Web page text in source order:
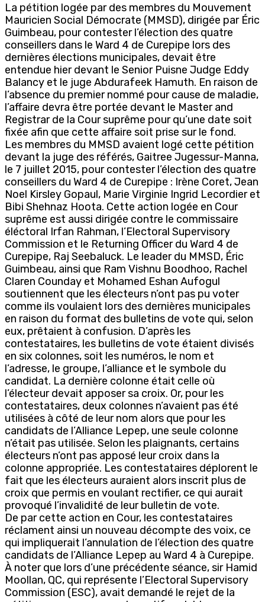
La pétition logée par des membres du Mouvement
Mauricien Social Démocrate (MMSD), dirigée par Éric
Guimbeau, pour contester l’élection des quatre
conseillers dans le Ward 4 de Curepipe lors des
dernières élections municipales, devait être
entendue hier devant le Senior Puisne Judge Eddy
Balancy et le juge Abdurafeek Hamuth. En raison de
l’absence du premier nommé pour cause de maladie,
l’affaire devra être portée devant le Master and
Registrar de la Cour suprême pour qu’une date soit
fixée afin que cette affaire soit prise sur le fond.
Les membres du MMSD avaient logé cette pétition
devant la juge des référés, Gaitree Jugessur-Manna,
le 7 juillet 2015, pour contester l’élection des quatre
conseillers du Ward 4 de Curepipe : Irène Coret, Jean
Noel Kirsley Gopaul, Marie Virginie Ingrid Lecordier et
Bibi Shehnaz Hoota. Cette action logée en Cour
suprême est aussi dirigée contre le commissaire
éléctoral Irfan Rahman, l’Electoral Supervisory
Commission et le Returning Officer du Ward 4 de
Curepipe, Raj Seebaluck. Le leader du MMSD, Éric
Guimbeau, ainsi que Ram Vishnu Boodhoo, Rachel
Claren Counday et Mohamed Eshan Aufogul
soutiennent que les électeurs n’ont pas pu voter
comme ils voulaient lors des dernières municipales
en raison du format des bulletins de vote qui, selon
eux, prêtaient à confusion. D’après les
contestataires, les bulletins de vote étaient divisés
en six colonnes, soit les numéros, le nom et
l’adresse, le groupe, l’alliance et le symbole du
candidat. La dernière colonne était celle où
l’électeur devait apposer sa croix. Or, pour les
contestataires, deux colonnes n’avaient pas été
utilisées à côté de leur nom alors que pour les
candidats de l’Alliance Lepep, une seule colonne
n’était pas utilisée. Selon les plaignants, certains
électeurs n’ont pas apposé leur croix dans la
colonne appropriée. Les contestataires déplorent le
fait que les électeurs auraient alors inscrit plus de
croix que permis en voulant rectifier, ce qui aurait
provoqué l’invalidité de leur bulletin de vote.
De par cette action en Cour, les contestataires
réclament ainsi un nouveau décompte des voix, ce
qui impliquerait l’annulation de l’élection des quatre
candidats de l’Alliance Lepep au Ward 4 à Curepipe.
À noter que lors d’une précédente séance, sir Hamid
Moollan, QC, qui représente l’Electoral Supervisory
Commission (ESC), avait demandé le rejet de la